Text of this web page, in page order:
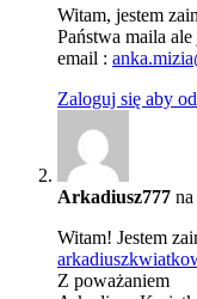
Witam, jestem
Państwa maila
email :
Zaloguj się aby
Arkadiusz777 na
Witam! Jestem
Z poważaniem